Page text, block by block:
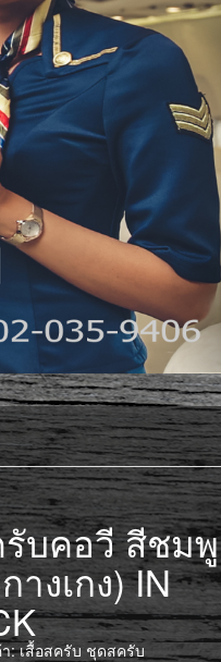
บคอวี สีชมพู
างเกง) IN
า:เสื้อสครับ ชุดสครับ